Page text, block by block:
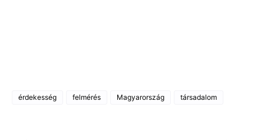
érdekesség felmérés Magyarország társadalom